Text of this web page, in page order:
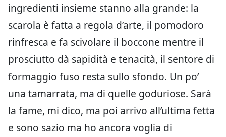
ingredienti insieme stanno alla grande: la
scarola è fatta a regola d’arte, il pomodoro
rinfresca e fa scivolare il boccone mentre il
prosciutto dà sapidità e tenacità, il sentore di
formaggio fuso resta sullo sfondo. Un po’
una tamarrata, ma di quelle goduriose. Sarà
la fame, mi dico, ma poi arrivo all’ultima fetta
e sono sazio ma ho ancora voglia di